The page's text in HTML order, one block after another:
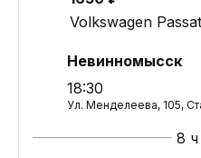
Volkswagen Passat
Невинномысск
18:30
Ул. Менделеева, 105,
8